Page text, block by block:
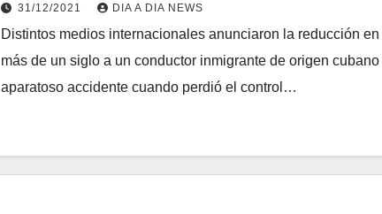
31/12/2021 DIA A DIA NEWS
Distintos medios internacionales anunciaron la reducción
más de un siglo a un conductor inmigrante de origen
aparatoso accidente cuando perdió el control…